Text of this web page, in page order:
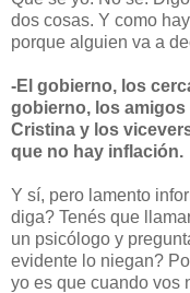
dos cosas. Y como
porque alguien va a
-El gobierno, los
gobierno, los
Cristina y los
que no hay inflación.
Y sí, pero lamento
diga? Tenés que
un psicólogo y
evidente lo niegan?
yo es que cuando vos